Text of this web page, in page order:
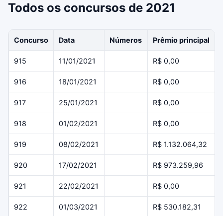
Todos os concursos de 2021
Concurso Data Números Prêmio principal
915 11/01/2021 R$ 0,00
916 18/01/2021 R$ 0,00
917 25/01/2021 R$ 0,00
918 01/02/2021 R$ 0,00
919 08/02/2021 R$ 1.132.064,32
920 17/02/2021 R$ 973.259,96
921 22/02/2021 R$ 0,00
922 01/03/2021 R$ 530.182,31